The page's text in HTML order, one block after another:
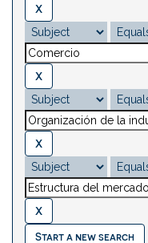
Start a new search